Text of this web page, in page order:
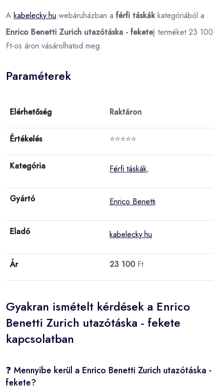
A kabelecky.hu webáruházban a férfi táskákkategóriából a
Enrico Benetti Zurich utazótáska - fekete) terméket 23 100
Ft-os áron vásárolhatod meg.
Paraméterek
Elérhetőség Raktáron
Értékelés ⭐⭐⭐⭐⭐
Kategória Férfi táskák,
Gyártó Enrico Benetti
Eladó kabelecky.hu
Ár 23 100Ft
Gyakran ismételt kérdések a Enrico
Benetti Zurich utazótáska - fekete
kapcsolatban
❓ Mennyibe kerül a Enrico Benetti Zurich utazótáska -
fekete?